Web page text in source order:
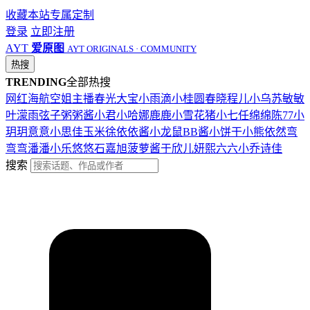
收藏本站专属定制
登录 立即注册
AYT 爱原图 AYT ORIGINALS · COMMUNITY
热搜
TRENDING全部热搜
网红海航空姐 主播春光大宝小雨滴小桂圆春晓程儿小乌苏敏敏
叶濛雨弦子粥粥酱小君小哈娜鹿鹿小雪花猪小七任绵绵 陈77小
玥玥意意小思佳玉米徐依依酱小龙鼠BB酱小饼干小熊依然弯
弯弯潘潘小乐悠悠石嘉旭菠萝酱于欣儿妍熙六六小乔诗佳
搜索